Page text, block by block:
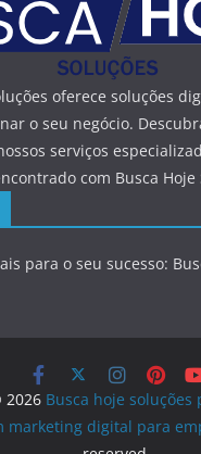
oferece soluções
o seu negócio.
serviços
com Busca Hoje
para o seu sucesso:
2026 Busca hoje
marketing digital para